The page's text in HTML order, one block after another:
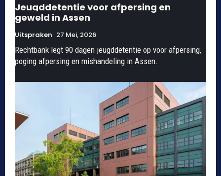
Jeugddetentie voor afpersing en
geweld in Assen
Uitspraken 27 Mei, 2026
Rechtbank legt 90 dagen jeugddetentie op voor afpersing,
poging afpersing en mishandeling in Assen.